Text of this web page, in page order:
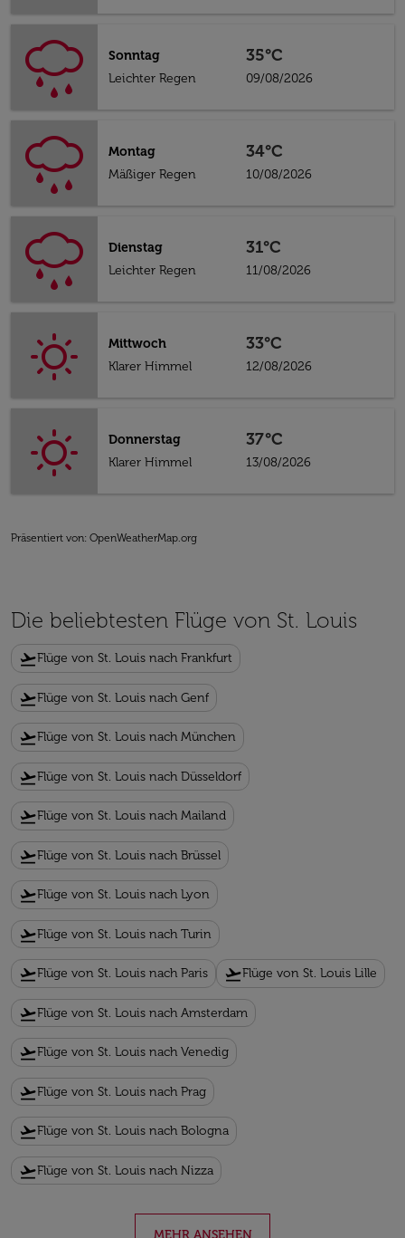
Sonntag
Leichter Regen
35°C
09/08/2026
Montag
Mäßiger Regen
34°C
10/08/2026
Dienstag
Leichter Regen
31°C
11/08/2026
Mittwoch
Klarer Himmel
33°C
12/08/2026
Donnerstag
Klarer Himmel
37°C
13/08/2026
Präsentiert von: OpenWeatherMap.org
Die beliebtesten Flüge von St. Louis
flight_takeoffFlüge von St. Louis nach Frankfurt
flight_takeoffFlüge von St. Louis nach Genf
flight_takeoffFlüge von St. Louis nach München
flight_takeoffFlüge von St. Louis nach Düsseldorf
flight_takeoffFlüge von St. Louis nach Mailand
flight_takeoffFlüge von St. Louis nach Brüssel
flight_takeoffFlüge von St. Louis nach Lyon
flight_takeoffFlüge von St. Louis nach Turin
flight_takeoffFlüge von St. Louis nach Paris flight_takeoffFlüge von St. Louis Lille
flight_takeoffFlüge von St. Louis nach Amsterdam
flight_takeoffFlüge von St. Louis nach Venedig
flight_takeoffFlüge von St. Louis nach Prag
flight_takeoffFlüge von St. Louis nach Bologna
flight_takeoffFlüge von St. Louis nach Nizza
MEHR ANSEHEN